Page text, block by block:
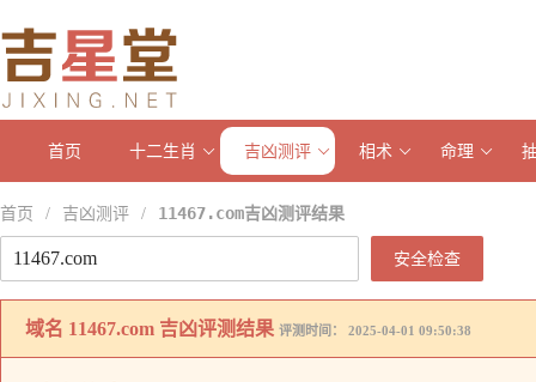
首页 十二生肖 吉凶测评 相术 命理
首页 / 吉凶测评 / 11467.com吉凶测评结果
安全检查
域名 11467.com 吉凶评测结果 评测时间： 2025-04-01 09:50:38